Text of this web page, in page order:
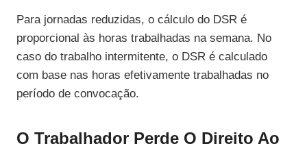
Para jornadas reduzidas, o cálculo do DSR é
proporcional às horas trabalhadas na semana. No
caso do trabalho intermitente, o DSR é calculado
com base nas horas efetivamente trabalhadas no
período de convocação.
O Trabalhador Perde O Direito Ao